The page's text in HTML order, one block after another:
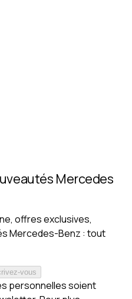
Mercedes
offres exclusives,
Mercedes-Benz : tout
vous
personnelles soient